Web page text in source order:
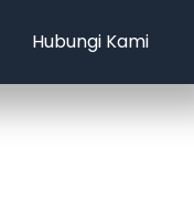
Hubungi Kami